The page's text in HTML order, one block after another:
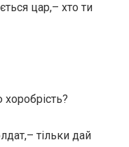
цар,– хто ти
тільки дай